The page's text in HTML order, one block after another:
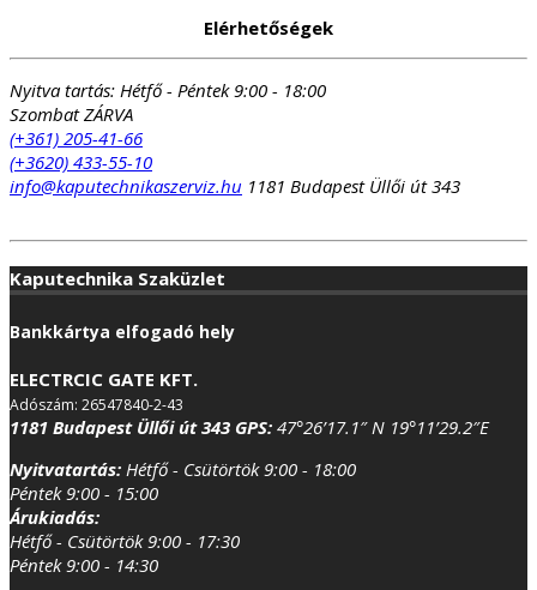
Elérhetőségek
Nyitva tartás: Hétfő - Péntek 9:00 - 18:00
Szombat ZÁRVA
(+361) 205-41-66
(+3620) 433-55-10
info@kaputechnikaszerviz.hu 1181 Budapest Üllői út 343
Kaputechnika Szaküzlet
Bankkártya elfogadó hely
ELECTRCIC GATE KFT.
Adószám: 26547840-2-43
1181 Budapest Üllői út 343 GPS: 47°26’17.1″ N 19°11’29.2″E
Nyitvatartás: Hétfő - Csütörtök 9:00 - 18:00
Péntek 9:00 - 15:00
Árukiadás:
Hétfő - Csütörtök 9:00 - 17:30
Péntek 9:00 - 14:30